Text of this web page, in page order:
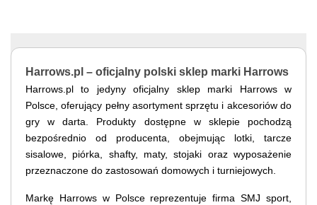
Harrows.pl – oficjalny polski sklep marki Harrows
Harrows.pl to jedyny oficjalny sklep marki Harrows w
Polsce, oferujący pełny asortyment sprzętu i akcesoriów do
gry w darta. Produkty dostępne w sklepie pochodzą
bezpośrednio od producenta, obejmując lotki, tarcze
sisalowe, piórka, shafty, maty, stojaki oraz wyposażenie
przeznaczone do zastosowań domowych i turniejowych.
Markę Harrows w Polsce reprezentuje firma SMJ sport,